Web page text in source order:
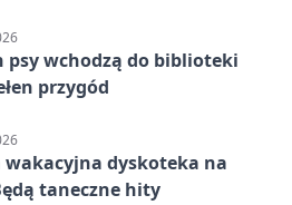
psy wchodzą do biblioteki
przygód
dyskoteka na
taneczne hity